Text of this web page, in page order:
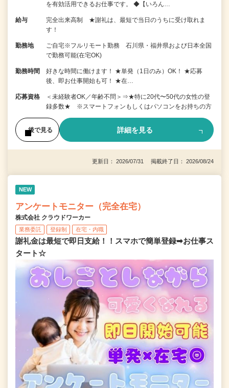
を有効活用できるお仕事です。 ◆【いろん…
給与
完全出来高制 ★謝礼は、最短で当日のうちに受け取れま
す！
勤務地
ご自宅※フルリモート勤務 石川県・福井県および日本全国
で勤務可能(在宅OK)
勤務時間
好きな時間に働けます！ ★単発（1日のみ）OK！ ★応募
後、即お仕事開始も可！ ★在…
応募資格
＜未経験者OK／年齢不問＞⇒★特に20代〜50代の女性の登
録多数★ ※スマートフォンもしくはパソコンをお持ちの方
後で見る 詳細を見る
更新日： 2026/07/31 掲載終了日： 2026/08/24
NEW
アンケートモニター（完全在宅）
株式会社 クラウドワーカー
業務委託 登録制 在宅・内職
謝礼金は最短で即日支給！！スマホで簡単登録➡お仕事ス
タート☆